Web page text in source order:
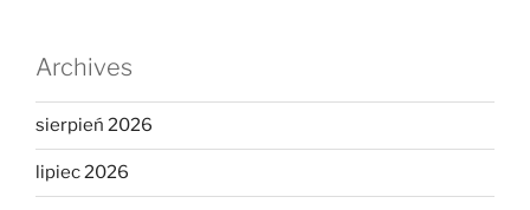
Archives
sierpień 2026
lipiec 2026